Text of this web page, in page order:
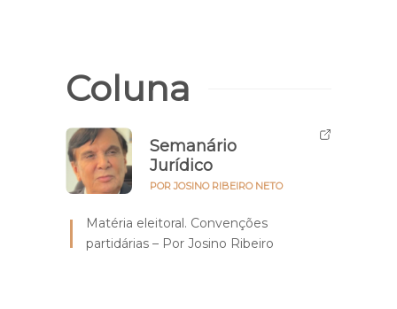
Coluna
Semanário
Jurídico
POR JOSINO RIBEIRO NETO
Matéria eleitoral. Convenções
partidárias – Por Josino Ribeiro